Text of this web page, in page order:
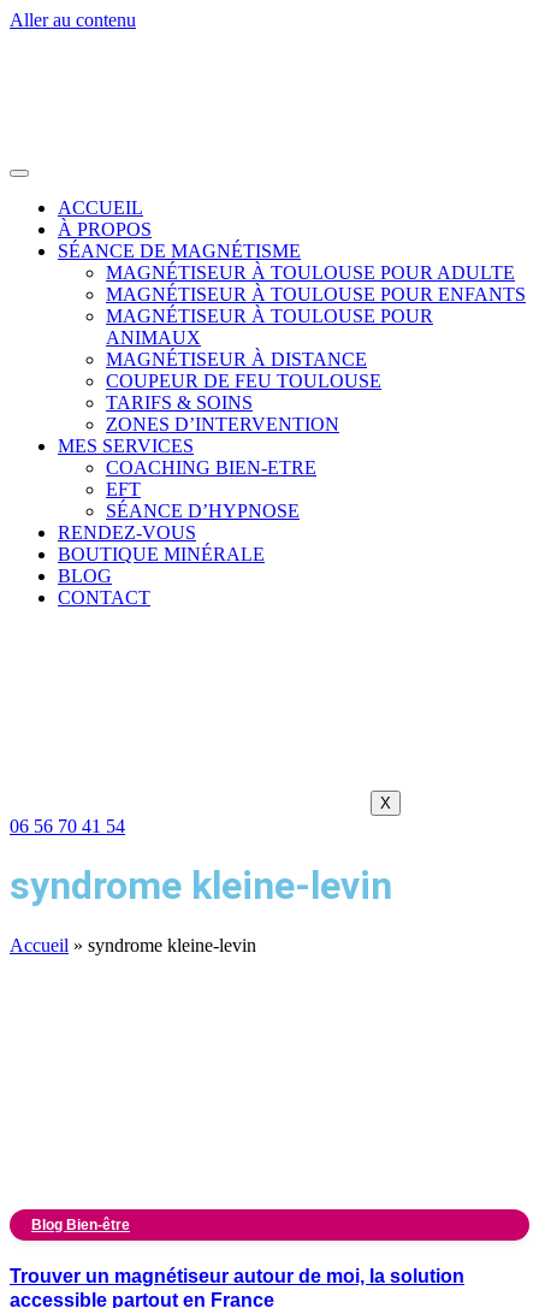
Aller au contenu
ACCUEIL
À PROPOS
SÉANCE DE MAGNÉTISME
MAGNÉTISEUR À TOULOUSE POUR ADULTE
MAGNÉTISEUR À TOULOUSE POUR ENFANTS
MAGNÉTISEUR À TOULOUSE POUR
ANIMAUX
MAGNÉTISEUR À DISTANCE
COUPEUR DE FEU TOULOUSE
TARIFS & SOINS
ZONES D’INTERVENTION
MES SERVICES
COACHING BIEN-ETRE
EFT
SÉANCE D’HYPNOSE
RENDEZ-VOUS
BOUTIQUE MINÉRALE
BLOG
CONTACT
X
06 56 70 41 54
syndrome kleine-levin
Accueil » syndrome kleine-levin
Blog Bien-être
Trouver un magnétiseur autour de moi, la solution
accessible partout en France